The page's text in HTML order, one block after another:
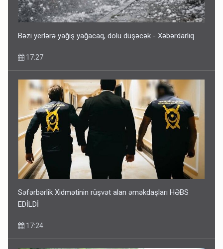
Bəzi yerlərə yağış yağacaq, dolu düşəcək - Xəbərdarlıq
17:27
Səfərbərlik Xidmətinin rüşvət alan əməkdaşları HƏBS
EDİLDİ
17:24